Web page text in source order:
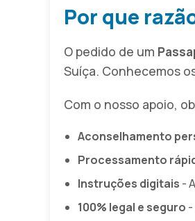
Por que
O pedido de um
Suíça. Conhecemos
Com o nosso apoio,
Aconselhamento
Processamento
Instruções digitais -
100% legal e seguro